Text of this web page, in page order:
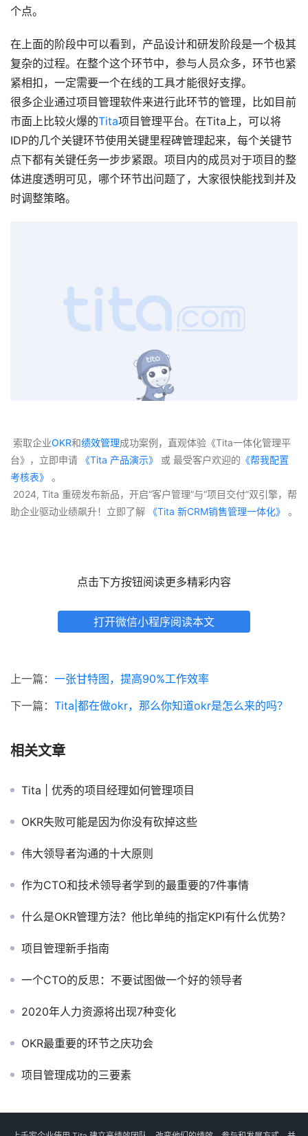
个点。
在上面的阶段中可以看到，产品设计和研发阶段是一个极其
复杂的过程。在整个这个环节中，参与人员众多，环节也紧
紧相扣，一定需要一个在线的工具才能很好支撑。
很多企业通过项目管理软件来进行此环节的管理，比如目前
市面上比较火爆的Tita项目管理平台。在Tita上，可以将
IDP的几个关键环节使用关键里程碑管理起来，每个关键节
点下都有关键任务一步步紧跟。项目内的成员对于项目的整
体进度透明可见，哪个环节出问题了，大家很快能找到并及
时调整策略。
索取企业OKR和绩效管理成功案例，直观体验《Tita一体化管理平
台》，立即申请 《Tita 产品演示》 或 最受客户欢迎的 《帮我配置
考核表》
。
助企业驱动业绩飙升！立即了解 《Tita 新CRM销售管理一体化》 。
点击下方按钮阅读更多精彩内容
打开微信小程序阅读本文
上一篇： 一张甘特图，提高90%工作效率
下一篇： Tita|都在做okr，那么你知道okr是怎么来的吗？
相关文章
Tita | 优秀的项目经理如何管理项目
OKR失败可能是因为你没有砍掉这些
伟大领导者沟通的十大原则
作为CTO和技术领导者学到的最重要的7件事情
什么是OKR管理方法？他比单纯的指定KPI有什么优势？
项目管理新手指南
一个CTO的反思：不要试图做一个好的领导者
2020年人力资源将出现7种变化
OKR最重要的环节之庆功会
项目管理成功的三要素